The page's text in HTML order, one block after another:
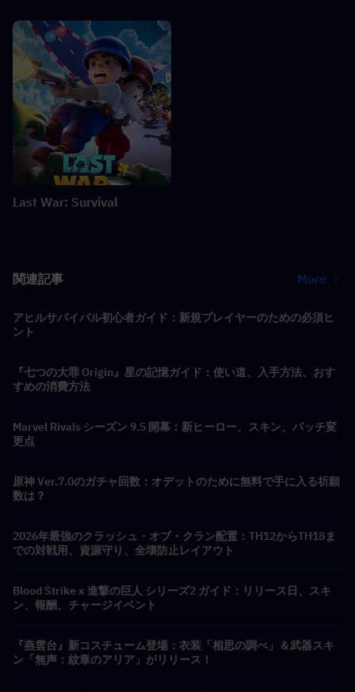
Last War: Survival
関連記事 More
アヒルサバイバル初心者ガイド：新規プレイヤーのための必須ヒ
ント
『七つの大罪 Origin』星の記憶ガイド：使い道、入手方法、おす
すめの消費方法
Marvel Rivals シーズン 9.5 開幕：新ヒーロー、スキン、パッチ変
更点
原神 Ver.7.0のガチャ回数：オデットのために無料で手に入る祈願
数は？
2026年最強のクラッシュ・オブ・クラン配置：TH12からTH18ま
での対戦用、資源守り、全壊防止レイアウト
Blood Strike x 進撃の巨人 シリーズ2 ガイド：リリース日、スキ
ン、報酬、チャージイベント
『燕雲台』新コスチューム登場：衣装「相思の調べ」＆武器スキ
ン「無声：紋章のアリア」がリリース！